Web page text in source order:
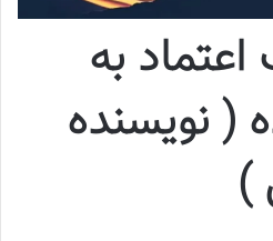
به
نویسنده
)